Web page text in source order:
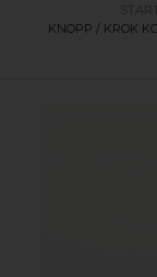
KNOPP / KROK